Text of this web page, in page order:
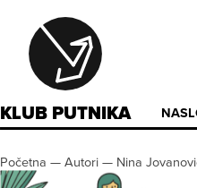
KLUB PUTNIKA
Početna — Autori — Nina